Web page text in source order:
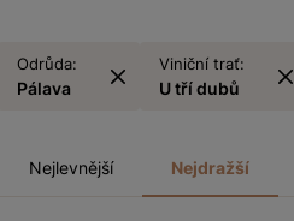
Odrůda:
Pálava
Viniční trať:
U tří dubů
Nejlevnější Nejdražší